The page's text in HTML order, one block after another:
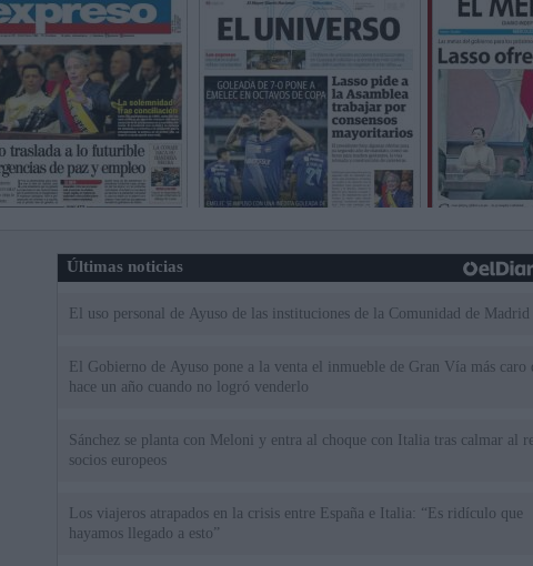
Últimas noticias
El uso personal de Ayuso de las instituciones de la Comunidad de Madrid
El Gobierno de Ayuso pone a la venta el inmueble de Gran Vía más caro
hace un año cuando no logró venderlo
Sánchez se planta con Meloni y entra al choque con Italia tras calmar al
socios europeos
Los viajeros atrapados en la crisis entre España e Italia: “Es ridículo que
hayamos llegado a esto”